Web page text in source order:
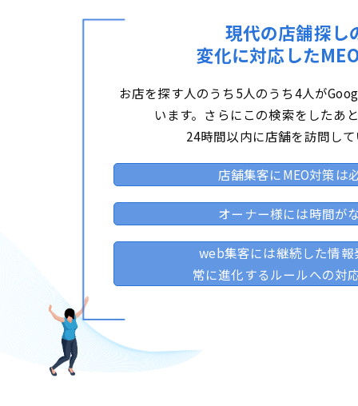
現代の店舗探し
変化に対応した
お店を探す人のうち5人のうち4人が
います。さらにこの検索をしたあ
24時間以内に店舗を訪問し
店舗集客にMEO対策は
オーナー様には時間が
web集客には継続した情報
常に進化するルールへの対